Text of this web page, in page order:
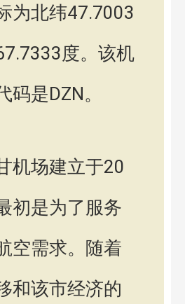
为北纬47.7003
度。该机
码是DZN。
机场建立于20
初是为了服务
空需求。随着
和该市经济的